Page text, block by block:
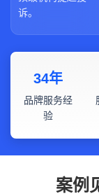
诉。
34年
品牌服务经
验
案例